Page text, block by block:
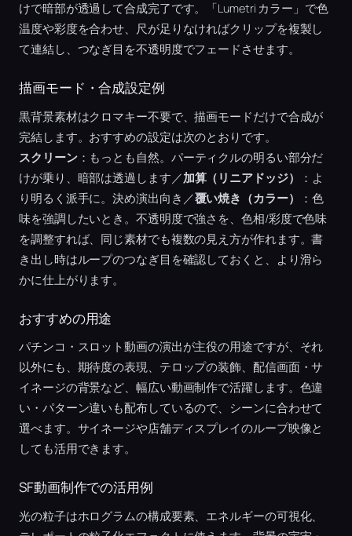
けで暗部が透過して合成完了です。「Lumetri カラー」で色
温度や彩度を合わせ、尺が足りなければクリップを複製し
て連結し、つなぎ目を不透明度でフェードさせます。
描画モード・合成設定例
黒背景素材はクロマキー不要で、描画モードだけで合成が
完結します。おすすめの設定は次のとおりです。
スクリーン：もっとも自然。パーティクルの明るい部分だ
けが乗り、暗部は透過します／加算（リニアドッジ）
：よ
り明るく派手に。決め演出向き／覆い焼き（カラー）
：色
味を強調したいとき。不透明度で強さを、色相/彩度で色味
を調整すれば、同じ素材でも複数の見え方が作れます。書
き出し時はループのつなぎ目を確認しておくと、より滑ら
かに仕上がります。
おすすめの用途
パチンコ・スロット動画の演出が主役の用途ですが、それ
以外にも、期待度の表現、テロップの装飾、配信画面・サ
イネージの背景など、幅広い動画制作で活躍します。色違
い・パターン違いも配布しているので、シーンに合わせて
選べます。サイネージや店舗ディスプレイのループ映像と
しても活用できます。
SF動画制作での活用例
光の粒子はホログラムの構成要素、エネルギーの可視化、